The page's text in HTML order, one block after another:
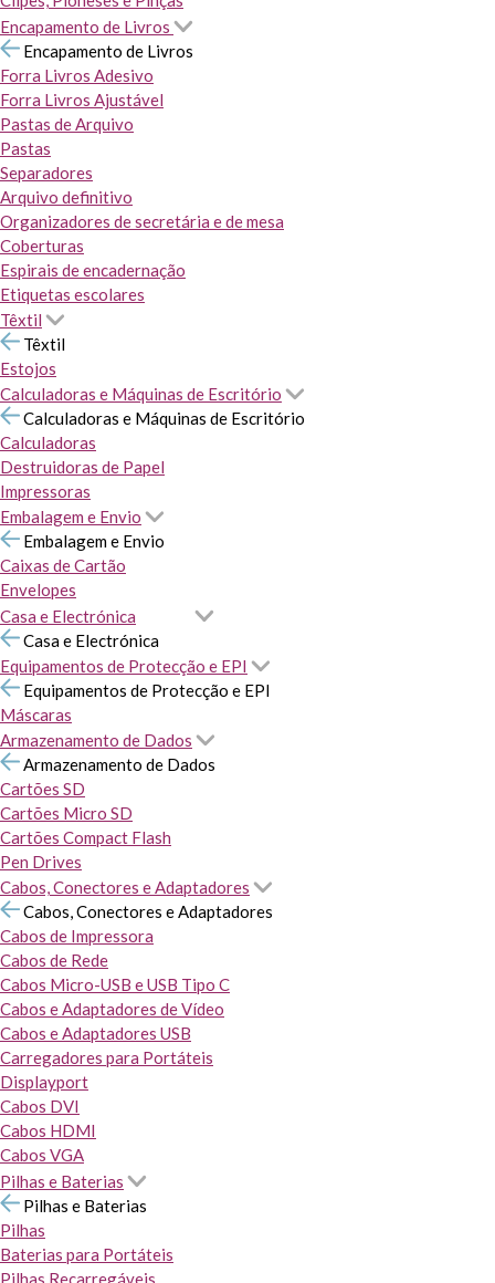
Encapamento de Livros
Encapamento de Livros
Forra Livros Adesivo
Forra Livros Ajustável
Pastas de Arquivo
Pastas
Separadores
Arquivo definitivo
Organizadores de secretária e de mesa
Coberturas
Espirais de encadernação
Etiquetas escolares
Têxtil
Têxtil
Estojos
Calculadoras e Máquinas de Escritório
Calculadoras e Máquinas de Escritório
Calculadoras
Destruidoras de Papel
Impressoras
Embalagem e Envio
Embalagem e Envio
Caixas de Cartão
Envelopes
Casa e Electrónica
Casa e Electrónica
Equipamentos de Protecção e EPI
Equipamentos de Protecção e EPI
Máscaras
Armazenamento de Dados
Armazenamento de Dados
Cartões SD
Cartões Micro SD
Cartões Compact Flash
Pen Drives
Cabos, Conectores e Adaptadores
Cabos, Conectores e Adaptadores
Cabos de Impressora
Cabos de Rede
Cabos Micro-USB e USB Tipo C
Cabos e Adaptadores de Vídeo
Cabos e Adaptadores USB
Carregadores para Portáteis
Displayport
Cabos DVI
Cabos HDMI
Cabos VGA
Pilhas e Baterias
Pilhas e Baterias
Pilhas
Baterias para Portáteis
Pilhas Recarregáveis